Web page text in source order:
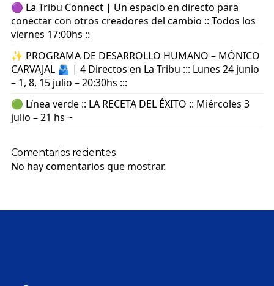
🟣 La Tribu Connect | Un espacio en directo para
conectar con otros creadores del cambio :: Todos los
viernes 17:00hs ::
✨ PROGRAMA DE DESARROLLO HUMANO – MÓNICO
CARVAJAL 🫂 | 4 Directos en La Tribu ::: Lunes 24 junio
– 1, 8, 15 julio – 20:30hs :::
🟢 Línea verde :: LA RECETA DEL ÉXITO :: Miércoles 3
julio – 21 hs ~
Comentarios recientes
No hay comentarios que mostrar.